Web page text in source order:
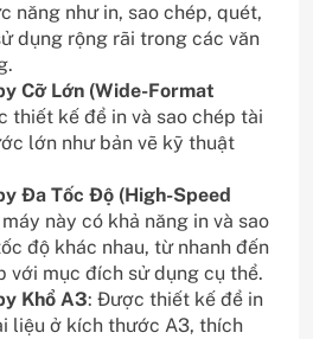
năng như in, sao chép, quét,
dụng rộng rãi trong các văn
Cỡ Lớn (Wide-Format
thiết kế để in và sao chép tài
lớn như bản vẽ kỹ thuật
Đa Tốc Độ (High-Speed
máy này có khả năng in và sao
độ khác nhau, từ nhanh đến
với mục đích sử dụng cụ thể.
Khổ A3: Được thiết kế để in
liệu ở kích thước A3, thích